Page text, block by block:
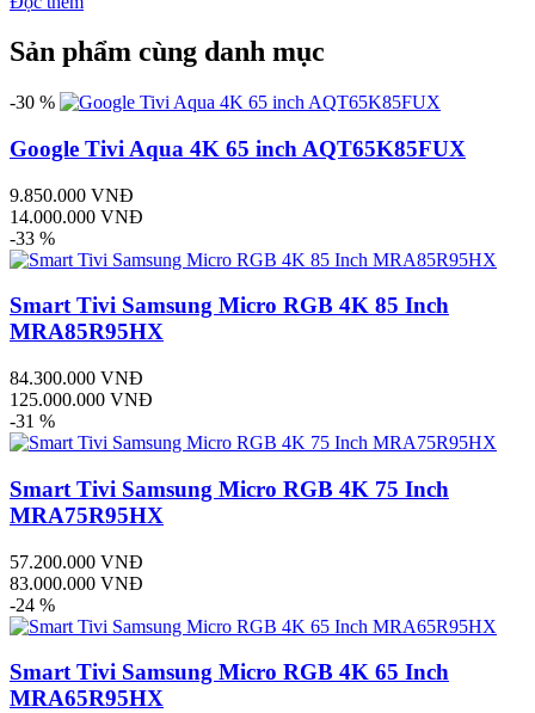
Sản phẩm cùng danh mục
-30 %
Google Tivi Aqua 4K 65 inch AQT65K85FUX
9.850.000 VNĐ
14.000.000 VNĐ
-33 %
Smart Tivi Samsung Micro RGB 4K 85 Inch
MRA85R95HX
84.300.000 VNĐ
125.000.000 VNĐ
-31 %
Smart Tivi Samsung Micro RGB 4K 75 Inch
MRA75R95HX
57.200.000 VNĐ
83.000.000 VNĐ
-24 %
Smart Tivi Samsung Micro RGB 4K 65 Inch
MRA65R95HX